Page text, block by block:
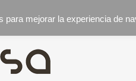
para mejorar la experiencia de